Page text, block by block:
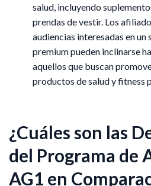
salud, incluyendo
prendas de vestir. Los
audiencias interesadas en
premium pueden inclinarse
aquellos que buscan
productos de salud y fitness
¿Cuáles son las
del Programa de
AG1 en